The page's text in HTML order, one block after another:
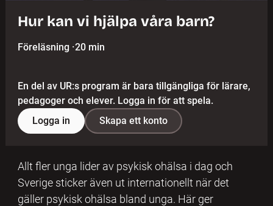
Hur kan vi hjälpa våra barn?
Föreläsning ·20 min
En del av UR:s program är bara tillgängliga för lärare,
pedagoger och elever. Logga in för att spela.
Logga in
Skapa ett konto
Allt fler unga lider av psykisk ohälsa i dag och
Sverige sticker även ut internationellt när det
gäller psykisk ohälsa bland unga. Här ger